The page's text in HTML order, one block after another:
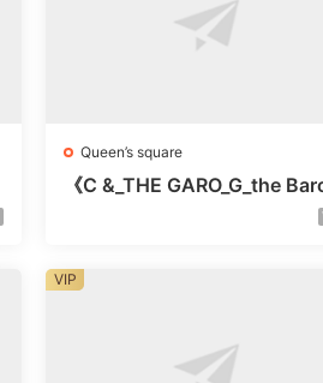
Queen’s square
《C &_THE GARO_G_the
VIP